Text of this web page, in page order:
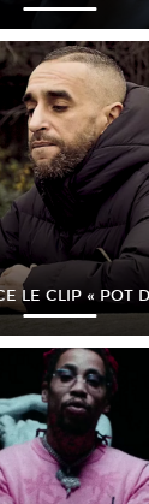
LE CLIP « POT